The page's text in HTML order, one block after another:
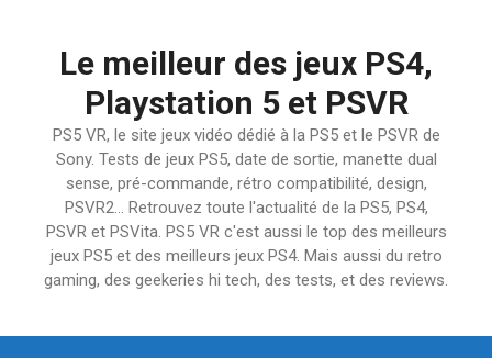
Le meilleur des jeux PS4,
Playstation 5 et PSVR
PS5 VR, le site jeux vidéo dédié à la PS5 et le PSVR de
Sony. Tests de jeux PS5, date de sortie, manette dual
sense, pré-commande, rétro compatibilité, design,
PSVR2… Retrouvez toute l'actualité de la PS5, PS4,
PSVR et PSVita. PS5 VR c'est aussi le top des meilleurs
jeux PS5 et des meilleurs jeux PS4. Mais aussi du retro
gaming, des geekeries hi tech, des tests, et des reviews.